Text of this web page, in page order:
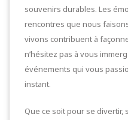
souvenirs durables. Les
rencontres que nous
vivons contribuent à
n’hésitez pas à vous
événements qui vous
instant.
Que ce soit pour se